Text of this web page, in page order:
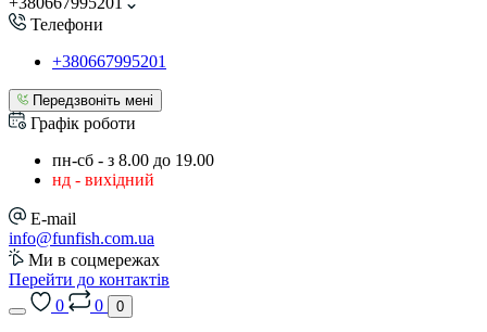
Телефони
+380667995201
Передзвоніть мені
Графік роботи
пн-сб - з 8.00 до 19.00
нд - вихідний
E-mail
info@funfish.com.ua
Ми в соцмережах
Перейти до контактів
0
0 0